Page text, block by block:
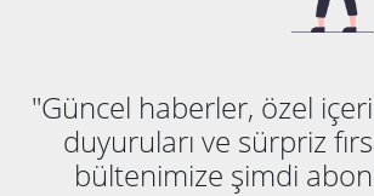
"Güncel haberler, özel
duyuruları ve sürpriz
bültenimize şimdi